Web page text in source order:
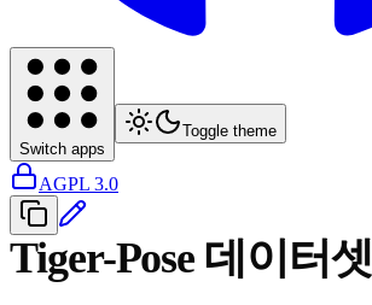
Switch apps
Toggle theme
AGPL 3.0
Tiger-Pose 데이터셋